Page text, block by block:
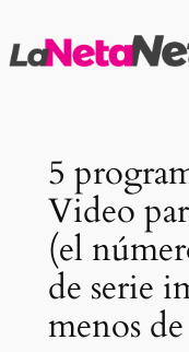
al
5
Video
(el
de serie
menos